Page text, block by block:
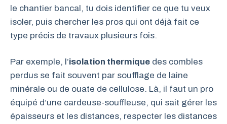
le chantier bancal, tu dois identifier ce que tu veux
isoler, puis chercher les pros qui ont déjà fait ce
type précis de travaux plusieurs fois.
Par exemple, l’isolation thermique des combles
perdus se fait souvent par soufflage de laine
minérale ou de ouate de cellulose. Là, il faut un pro
équipé d’une cardeuse-souffleuse, qui sait gérer les
épaisseurs et les distances, respecter les distances